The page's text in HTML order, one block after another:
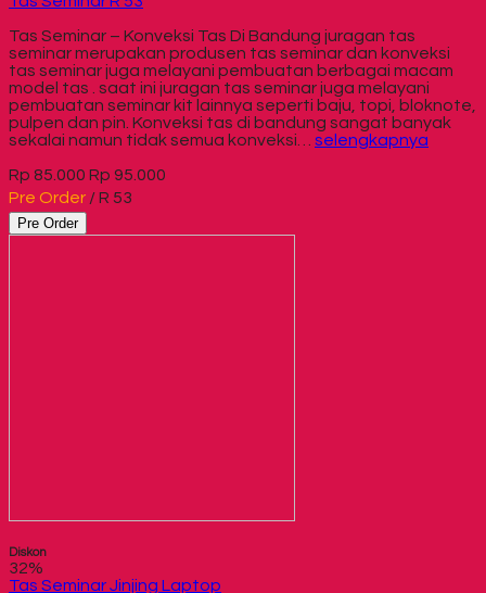
Tas Seminar – Konveksi Tas Di Bandung juragan tas
seminar merupakan produsen tas seminar dan konveksi
tas seminar juga melayani pembuatan berbagai macam
model tas . saat ini juragan tas seminar juga melayani
pembuatan seminar kit lainnya seperti baju, topi, bloknote,
pulpen dan pin. Konveksi tas di bandung sangat banyak
sekalai namun tidak semua konveksi… selengkapnya
Rp 85.000 Rp 95.000
Pre Order / R 53
Pre Order
Diskon
32%
Tas Seminar Jinjing Laptop